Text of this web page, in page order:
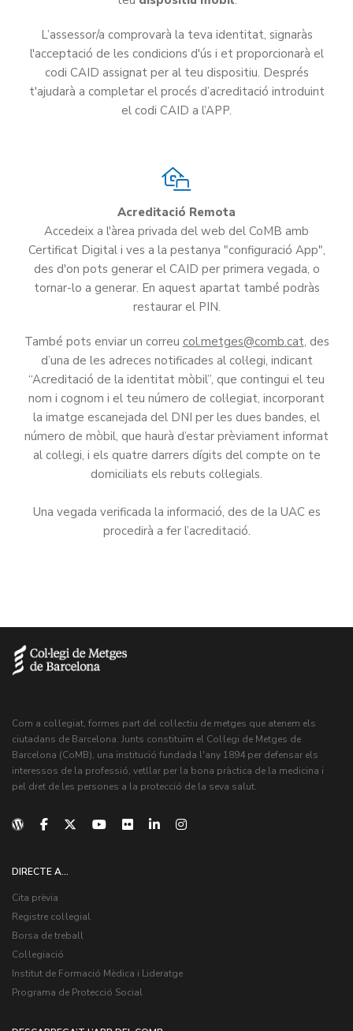
L’assessor/a comprovarà la teva identitat, signaràs
l'acceptació de les condicions d'ús i et proporcionarà el
codi CAID assignat per al teu dispositiu. Després
t'ajudarà a completar el procés d’acreditació introduint
el codi CAID a l’APP.
Acreditació Remota
Accedeix a l'àrea privada del web del CoMB amb
Certificat Digital i ves a la pestanya "configuració App",
des d'on pots generar el CAID per primera vegada, o
tornar-lo a generar. En aquest apartat també podràs
restaurar el PIN.
També pots enviar un correu col.metges
, des
d’una de les adreces notificades al col·legi, indicant
“Acreditació de la identitat mòbil”, que contingui el teu
nom i cognom i el teu número de col·legiat, incorporant
la imatge escanejada del DNI per les dues bandes, el
número de mòbil, que haurà d’estar prèviament informat
al col·legi, i els quatre darrers dígits del compte on te
domiciliats els rebuts col·legials.
Una vegada verificada la informació, des de la UAC es
procedirà a fer l’acreditació.
Com a col·legiat, formes part del col·lectiu de metges que atenem els
ciutadans de Barcelona. Junts constituïm el Col·legi de Metges de
Barcelona (CoMB), una institució fundada l'any 1894 per defensar els
interessos de la professió, vetllar per la bona pràctica de la medicina i
pel dret de les persones a la protecció de la seva salut.
DIRECTE A...
Cita prèvia
Registre col·legial
Borsa de treball
Col·legiació
Institut de Formació Mèdica i Lideratge
Programa de Protecció Social